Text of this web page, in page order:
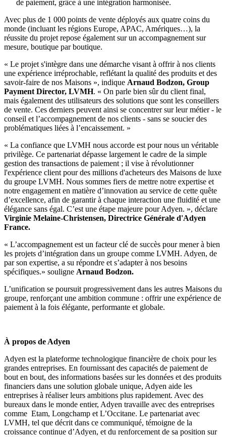
de paiement, grâce à une intégration harmonisée.
Avec plus de 1 000 points de vente déployés aux quatre coins du
monde (incluant les régions Europe, APAC, Amériques…), la
réussite du projet repose également sur un accompagnement sur
mesure, boutique par boutique.
« Le projet s'intègre dans une démarche visant à offrir à nos clients
une expérience irréprochable, reflétant la qualité des produits et des
savoir-faire de nos Maisons », indique Arnaud Bodzon, Group
Payment Director, LVMH. « On parle bien sûr du client final,
mais également des utilisateurs des solutions que sont les conseillers
de vente. Ces derniers peuvent ainsi se concentrer sur leur métier - le
conseil et l’accompagnement de nos clients - sans se soucier des
problématiques liées à l’encaissement. »
« La confiance que LVMH nous accorde est pour nous un véritable
privilège. Ce partenariat dépasse largement le cadre de la simple
gestion des transactions de paiement ; il vise à révolutionner
l'expérience client pour des millions d'acheteurs des Maisons de luxe
du groupe LVMH. Nous sommes fiers de mettre notre expertise et
notre engagement en matière d’innovation au service de cette quête
d’excellence, afin de garantir à chaque interaction une fluidité et une
élégance sans égal. C’est une étape majeure pour Adyen. », déclare
Virginie Melaine-Christensen, Directrice Générale d'Adyen
France.
« L’accompagnement est un facteur clé de succès pour mener à bien
les projets d’intégration dans un groupe comme LVMH. Adyen, de
par son expertise, a su répondre et s’adapter à nos besoins
spécifiques.» souligne Arnaud Bodzon.
L’unification se poursuit progressivement dans les autres Maisons du
groupe, renforçant une ambition commune : offrir une expérience de
paiement à la fois élégante, performante et globale.
À propos de Adyen
Adyen est la plateforme technologique financière de choix pour les
grandes entreprises. En fournissant des capacités de paiement de
bout en bout, des informations basées sur les données et des produits
financiers dans une solution globale unique, Adyen aide les
entreprises à réaliser leurs ambitions plus rapidement. Avec des
bureaux dans le monde entier, Adyen travaille avec des entreprises
comme Etam, Longchamp et L’Occitane. Le partenariat avec
LVMH, tel que décrit dans ce communiqué, témoigne de la
croissance continue d’Adyen, et du renforcement de sa position sur